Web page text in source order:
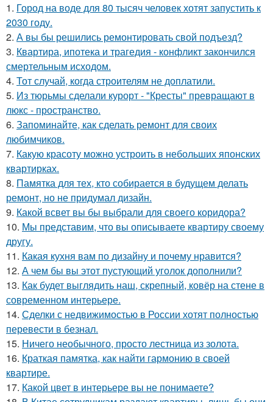
1. Город на воде для 80 тысяч человек хотят запустить к
2030 году.
2. А вы бы решились ремонтировать свой подъезд?
3. Квартира, ипотека и трагедия - конфликт закончился
смертельным исходом.
4. Тот случай, когда строителям не доплатили.
5. Из тюрьмы сделали курорт - "Кресты" превращают в
люкс - пространство.
6. Запоминайте, как сделать ремонт для своих
любимчиков.
7. Какую красоту можно устроить в небольших японских
квартирках.
8. Памятка для тех, кто собирается в будущем делать
ремонт, но не придумал дизайн.
9. Какой всвет вы бы выбрали для своего коридора?
10. Мы представим, что вы описываете квартиру своему
другу.
11. Какая кухня вам по дизайну и почему нравится?
12. А чем бы вы этот пустующий уголок дополнили?
13. Как будет выглядить наш, скрепный, ковёр на стене в
современном интерьере.
14. Сделки с недвижимостью в России хотят полностью
перевести в безнал.
15. Ничего необычного, просто лестница из золота.
16. Краткая памятка, как найти гармонию в своей
квартире.
17. Какой цвет в интерьере вы не понимаете?